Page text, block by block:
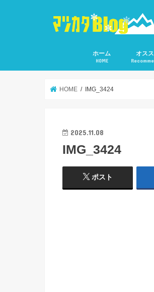
ホーム
HOME
オス
HOME IMG_3424
2025.11.08
IMG_3424
ポスト